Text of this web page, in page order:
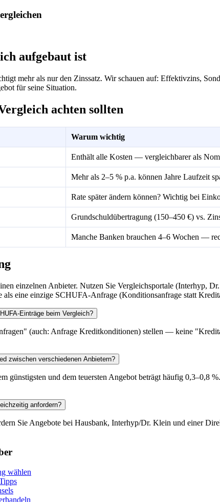
aufgebaut ist
mehr als nur den Zinssatz. Wir schauen auf: Effektivzins,
für seine Situation.
achten sollten
Warum wichtig
Enthält alle Kosten — vergleichbarer als
Mehr als 2–5 % p.a. können Jahre Laufzeit
Rate später ändern können? Wichtig bei
Grundschuldübertragung (150–450 €) vs.
Manche Banken brauchen 4–6 Wochen —
einzelnen Anbieter. Nutzen Sie Vergleichsportale (Interhyp,
eine einzige SCHUFA-Anfrage (Konditionsanfrage statt
Einträge beim Vergleich?
(auch: Anfrage Kreditkonditionen) stellen — keine
zwischen verschiedenen Anbietern?
günstigsten und dem teuersten Angebot beträgt häufig 0,3–0,8
anfordern?
Sie Angebote bei Hausbank, Interhyp/Dr. Klein und einer
wählen